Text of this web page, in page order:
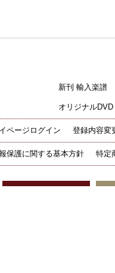
新刊 輸入楽譜
オリジナルDVD
ページログイン 登録内容変
保護に関する基本方針 特定